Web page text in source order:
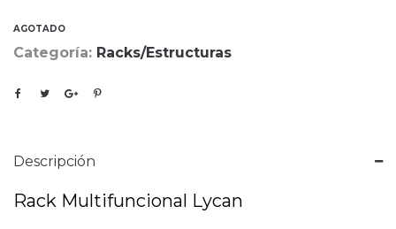
AGOTADO
Categoría: Racks/Estructuras
Descripción
Rack Multifuncional Lycan